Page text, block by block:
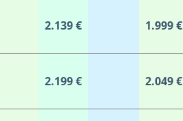
2.139 € 1.999 €
2.199 € 2.049 €